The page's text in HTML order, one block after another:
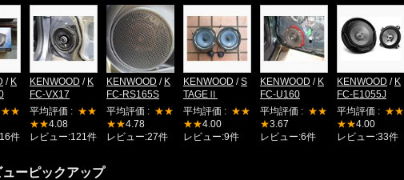
/ K
★★
件
KENWOOD / K
FC-VX17
平均評価 : ★★
★★4.08
レビュー:121件
KENWOOD / K
FC-RS165S
平均評価 : ★★
★★4.78
レビュー:27件
KENWOOD /S
TAGEⅡ
平均評価 : ★★
★★4.00
レビュー:9件
KENWOOD / K
FC-U160
平均評価 : ★★
★3.67
レビュー:6件
KENWOOD / K
FC-E1055J
平均評価 : ★★
★★4.00
レビュー:33件
ューピックアップ